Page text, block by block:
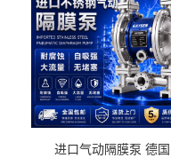
进口气动隔膜泵 德国